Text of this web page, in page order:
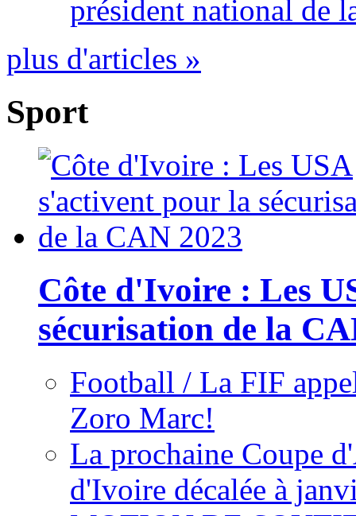
président national de
plus d'articles »
Sport
Côte d'Ivoire : Les
sécurisation de la
Football / La FIF
Zoro Marc!
La prochaine Coupe
d'Ivoire décalée à